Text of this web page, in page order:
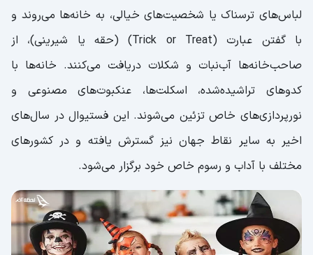
لباس‌های ترسناک یا شخصیت‌های خیالی، به خانه‌ها می‌روند و
با گفتن عبارت (Trick or Treat) (حقه یا شیرینی)، از
صاحب‌خانه‌ها آب‌نبات و شکلات دریافت می‌کنند. خانه‌ها با
کدوهای تراشیده‌شده، اسکلت‌ها، عنکبوت‌های مصنوعی و
نورپردازی‌های خاص تزئین می‌شوند. این فستیوال در سال‌های
اخیر به سایر نقاط جهان نیز گسترش یافته و در کشورهای
مختلف با آداب و رسوم خاص خود برگزار می‌شود.